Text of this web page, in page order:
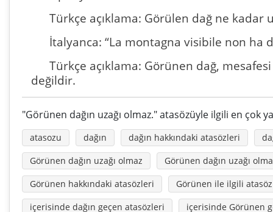
Türkçe açıklama: Görülen dağ ne kadar
İtalyanca: “La montagna visibile non ha
Türkçe açıklama: Görünen dağ,
değildir.
"Görünen dağın uzağı olmaz." atasözüyle ilgili en çok
atasozu dağın dağın hakkındaki atasözleri
Görünen dağın uzağı olmaz
Görünen dağın uzağı
Görünen hakkındaki atasözleri
Görünen ile ilgili
içerisinde dağın geçen atasözleri
içerisinde Görünen